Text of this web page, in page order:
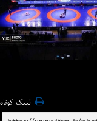
لینک کوتاه